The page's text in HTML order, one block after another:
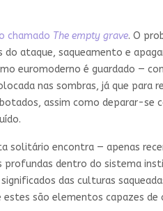
chamado The empty grave. O
ataque, saqueamento e
euromoderno é guardado —
nas sombras, já que para
assim como deparar-se
solitário encontra — apenas
dentro do sistema
das culturas
são elementos capazes